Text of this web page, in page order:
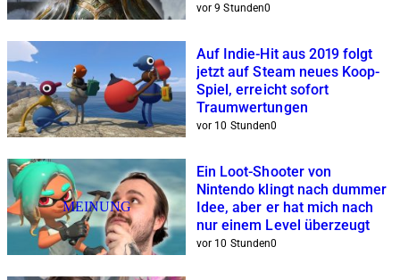
vor 9 Stunden0
Auf Indie-Hit aus 2019 folgt
jetzt auf Steam neues Koop-
Spiel, erreicht sofort
Traumwertungen
vor 10 Stunden0
MEINUNG
Ein Loot-Shooter von
Nintendo klingt nach dummer
Idee, aber er hat mich nach
nur einem Level überzeugt
vor 10 Stunden0